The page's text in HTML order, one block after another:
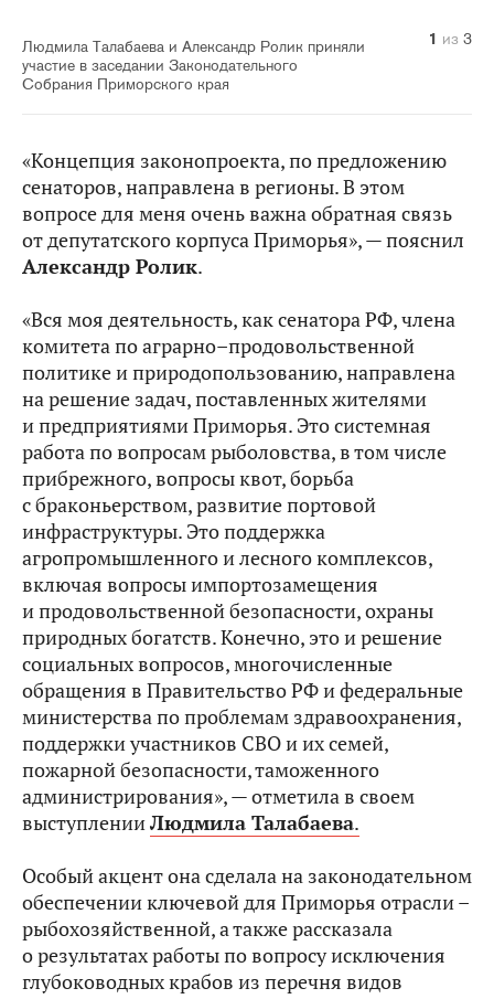
Людмила Талабаева и Александр Ролик приняли
участие в заседании Законодательного
Собрания Приморского края
1 из 3
2 из 3
3 из 3
«Концепция законопроекта, по предложению
сенаторов, направлена в регионы. В этом
вопросе для меня очень важна обратная связь
от депутатского корпуса Приморья», — пояснил
Александр Ролик.
«Вся моя деятельность, как сенатора РФ, члена
комитета по аграрно–продовольственной
политике и природопользованию, направлена
на решение задач, поставленных жителями
и предприятиями Приморья. Это системная
работа по вопросам рыболовства, в том числе
прибрежного, вопросы квот, борьба
с браконьерством, развитие портовой
инфраструктуры. Это поддержка
агропромышленного и лесного комплексов,
включая вопросы импортозамещения
и продовольственной безопасности, охраны
природных богатств. Конечно, это и решение
социальных вопросов, многочисленные
обращения в Правительство РФ и федеральные
министерства по проблемам здравоохранения,
поддержки участников СВО и их семей,
пожарной безопасности, таможенного
администрирования», — отметила в своем
выступленииЛюдмила Талабаева.
Особый акцент она сделала на законодательном
обеспечении ключевой для Приморья отрасли –
рыбохозяйственной, а также рассказала
о результатах работы по вопросу исключения
глубоководных крабов из перечня видов